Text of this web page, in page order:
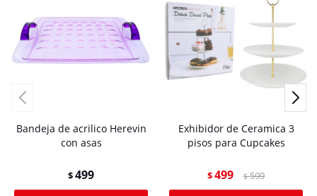
Bandeja de acrilico Herevin
con asas
$499
Exhibidor de Ceramica 3
pisos para Cupcakes
$499 $ 599